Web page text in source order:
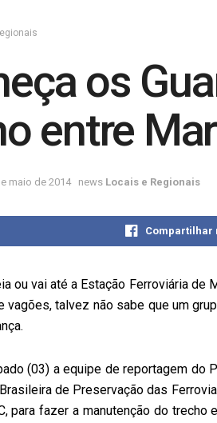
os
entre
maio de 2014 news Locais e Regionais
Compartilhar
ou vai até a Estação Ferroviária de
vagões, talvez não sabe que um
(03) a equipe de reportagem do
de Preservação das
para fazer a manutenção do